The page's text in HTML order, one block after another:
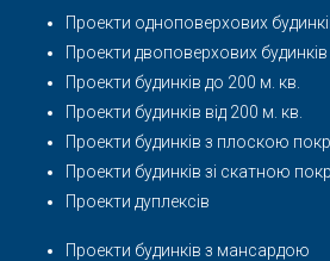
Проекти одноповерхових
Проекти двоповерхових будинків
Проекти будинків до 200 м. кв.
Проекти будинків від 200 м. кв.
Проекти будинків з плоскою
Проекти будинків зі скатною
Проекти дуплексів
Проекти будинків з мансардою